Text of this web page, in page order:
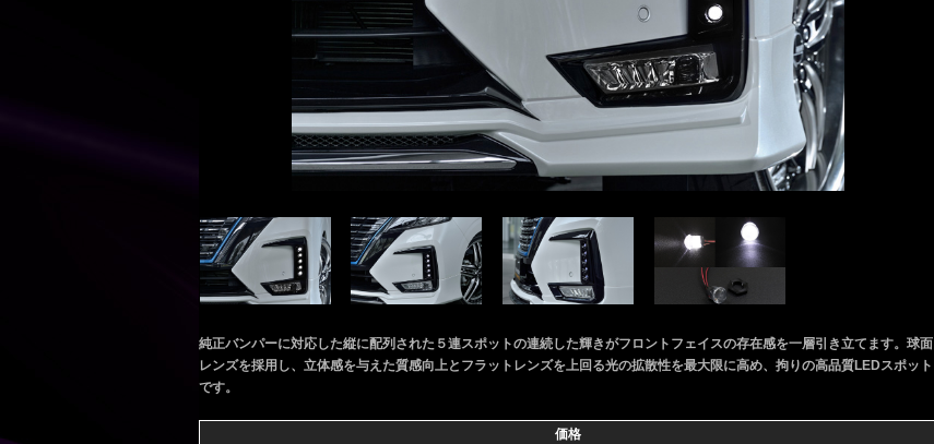
純正バンパーに対応した縦に配列された５連スポットの連続した輝きがフロントフェイスの存在感を一層引き立てます。球面
レンズを採用し、立体感を与えた質感向上とフラットレンズを上回る光の拡散性を最大限に高め、拘りの高品質LEDスポット
です。
価格